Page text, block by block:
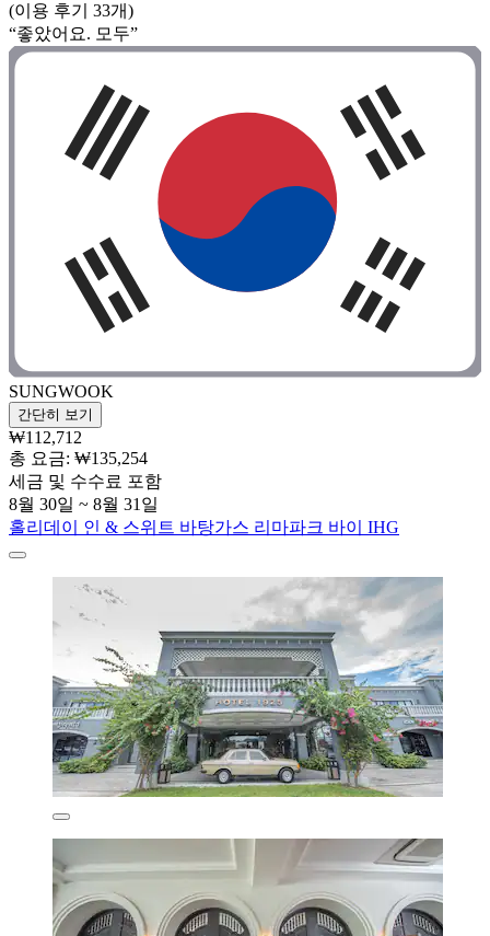
(이용 후기 33개)
“좋았어요. 모두”
SUNGWOOK
간단히 보기
₩112,712
총 요금: ₩135,254
세금 및 수수료 포함
8월 30일 ~ 8월 31일
홀리데이 인 & 스위트 바탕가스 리마파크 바이 IHG